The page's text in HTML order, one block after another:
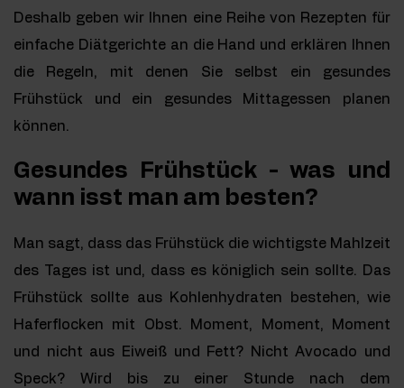
Deshalb geben wir Ihnen eine Reihe von Rezepten für
einfache Diätgerichte an die Hand und erklären Ihnen
die Regeln, mit denen Sie selbst ein gesundes
Frühstück und ein gesundes Mittagessen planen
können.
Gesundes Frühstück - was und
wann isst man am besten?
Man sagt, dass das Frühstück die wichtigste Mahlzeit
des Tages ist und, dass es königlich sein sollte. Das
Frühstück sollte aus Kohlenhydraten bestehen, wie
Haferflocken mit Obst. Moment, Moment, Moment
und nicht aus Eiweiß und Fett? Nicht Avocado und
Speck? Wird bis zu einer Stunde nach dem